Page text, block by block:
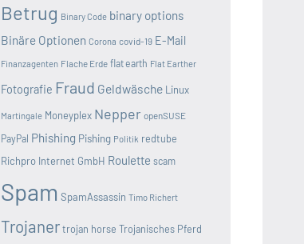
Betrug Binary Code binary options
Binäre Optionen Corona covid-19 E-Mail
Finanzagenten Flache Erde flat earth Flat Earther
Fotografie Fraud Geldwäsche Linux
Martingale Moneyplex Nepper openSUSE
PayPal Phishing Pishing Politik redtube
Richpro Internet GmbH Roulette scam
Spam SpamAssassin Timo Richert
Trojanertrojan horse Trojanisches Pferd